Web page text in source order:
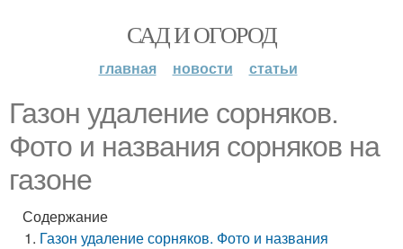
САД И ОГОРОД
главная новости статьи
Газон удаление сорняков.
Фото и названия сорняков на
газоне
Содержание
Газон удаление сорняков. Фото и названия